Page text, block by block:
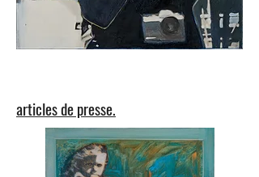
articles de presse.